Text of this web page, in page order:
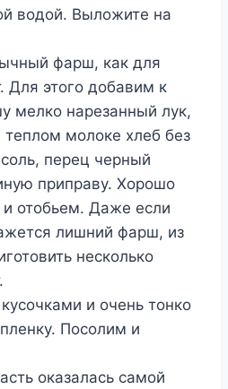
водой. Выложите на
фарш, как для
Для этого добавим к
мелко нарезанный лук,
молоке хлеб без
перец черный
приправу. Хорошо
отобьем. Даже если
лишний фарш, из
несколько
и очень тонко
Посолим и
оказалась самой